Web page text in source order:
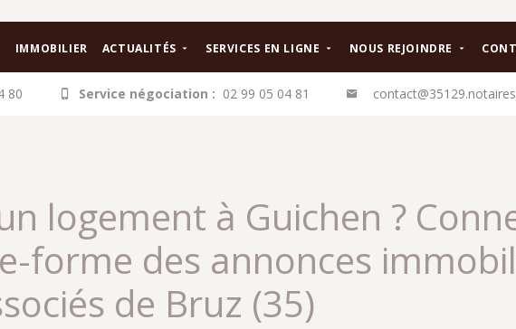
IMMOBILIER ACTUALITÉS SERVICES EN LIGNE NOUS REJOINDRE
80 Service négociation : 02 99 05 04 81
logement à Guichen ?
forme des annonces
de Bruz (35)